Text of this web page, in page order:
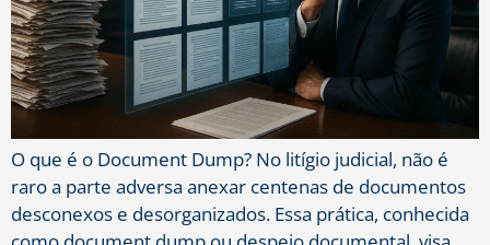
O que é o Document Dump? No litígio judicial, não é
raro a parte adversa anexar centenas de documentos
desconexos e desorganizados. Essa prática, conhecida